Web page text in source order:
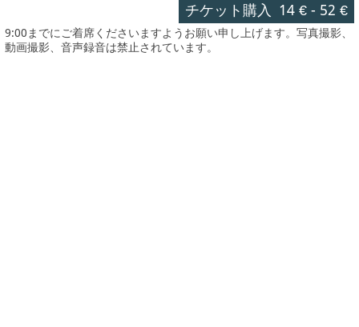
チケット購入 14 €- 52 €
9:00までにご着席くださいますようお願い申し上げます。写真撮影、
動画撮影、音声録音は禁止されています。